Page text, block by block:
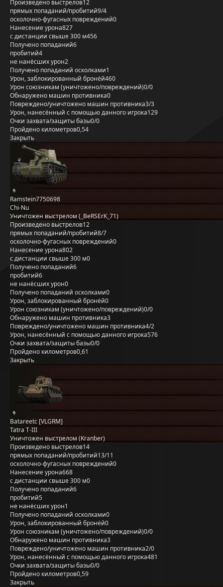
Произведено выстрелов12
прямых попаданий/пробитий9/4
осколочно-фугасных повреждений0
Нанесение урона827
с дистанции свыше 300 м456
Получено попаданий6
пробитий4
не нанёсших урон2
Получено попаданий осколками1
Урон, заблокированный бронёй460
Урон союзникам (уничтожено/повреждений)0/0
Обнаружено машин противника0
Повреждено/уничтожено машин противника3/3
Урон, нанесённый с помощью данного игрока129
Очки захвата/защиты базы0/0
Пройдено километров0,54
Закрыть
Ramstein7750698
Chi-Nu
Уничтожен выстрелом (_BeRSErK_71)
Произведено выстрелов12
прямых попаданий/пробитий8/7
осколочно-фугасных повреждений0
Нанесение урона802
с дистанции свыше 300 м0
Получено попаданий6
пробитий6
не нанёсших урон0
Получено попаданий осколками0
Урон, заблокированный бронёй0
Урон союзникам (уничтожено/повреждений)0/0
Обнаружено машин противника3
Повреждено/уничтожено машин противника4/2
Урон, нанесённый с помощью данного игрока576
Очки захвата/защиты базы0/0
Пройдено километров0,61
Закрыть
Batareetc [VLGRM]
Tatra Т-III
Уничтожен выстрелом (Kranber)
Произведено выстрелов14
прямых попаданий/пробитий13/11
осколочно-фугасных повреждений0
Нанесение урона668
с дистанции свыше 300 м0
Получено попаданий6
пробитий5
не нанёсших урон1
Получено попаданий осколками0
Урон, заблокированный бронёй0
Урон союзникам (уничтожено/повреждений)0/0
Обнаружено машин противника3
Повреждено/уничтожено машин противника2/0
Урон, нанесённый с помощью данного игрока481
Очки захвата/защиты базы0/0
Пройдено километров0,59
Закрыть